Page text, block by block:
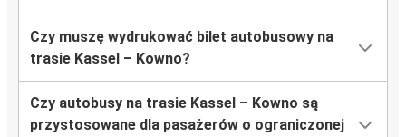
Czy muszę wydrukować bilet autobusowy na
trasie Kassel – Kowno?
Czy autobusy na trasie Kassel – Kowno są
przystosowane dla pasażerów o ograniczonej